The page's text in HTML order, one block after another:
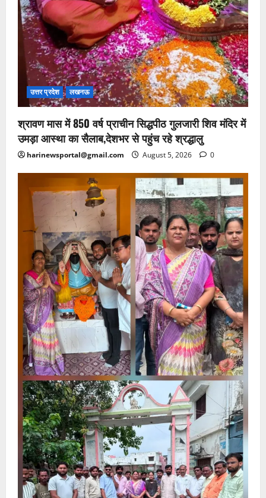
उत्तर प्रदेश लखनऊ
श्रावण मास में 850 वर्ष प्राचीन सिद्धपीठ गुलजारी शिव मंदिर में
उमड़ा आस्था का सैलाब,देशभर से पहुंच रहे श्रद्धालु
harinewsportal@gmail.com August 5, 2026 0